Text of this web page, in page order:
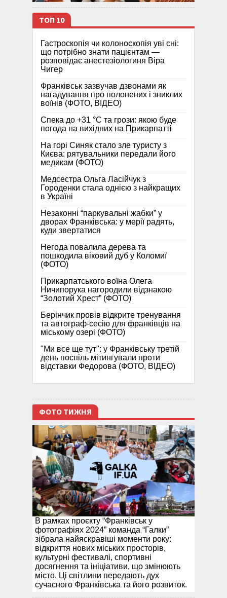
ТОП 10
Гастроскопія чи колоноскопія уві сні:
що потрібно знати пацієнтам —
розповідає анестезіологиня Віра
Чигер
Франківськ зазвучав дзвонами як
нагадування про полонених і зниклих
воїнів (ФОТО, ВІДЕО)
Спека до +31 °C та грози: якою буде
погода на вихідних на Прикарпатті
На горі Синяк стало зле туристу з
Києва: рятувальники передали його
медикам (ФОТО)
Медсестра Ольга Ласійчук з
Городенки стала однією з найкращих
в Україні
Незаконні “паркувальні жабки” у
дворах Франківська: у мерії радять,
куди звертатися
Негода повалила дерева та
пошкодила віковий дуб у Коломиї
(ФОТО)
Прикарпатського воїна Олега
Ничипорука нагородили відзнакою
“Золотий Хрест” (ФОТО)
Берінчик провів відкрите тренування
та автограф-сесію для франківців на
міському озері (ФОТО)
"Ми все ще тут": у Франківську третій
день поспіль мітингували проти
відставки Федорова (ФОТО, ВІДЕО)
ФОТО ТИЖНЯ
В рамках проєкту “Франківськ у
фотографіях 2024” команда “Галки”
зібрала найяскравіші моменти року:
відкриття нових міських просторів,
культурні фестивалі, спортивні
досягнення та ініціативи, що змінюють
місто. Ці світлини передають дух
сучасного Франківська та його розвиток.